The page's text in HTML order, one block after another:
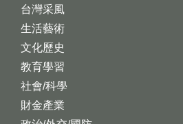
台灣采風
生活藝術
文化歷史
教育學習
社會/科學
財金產業